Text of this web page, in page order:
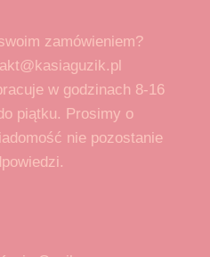
zamówieniem?
w godzinach 8-16
piątku. Prosimy o
nie pozostanie